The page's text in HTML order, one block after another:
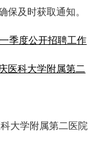
保及时获取通知。
季度公开招聘工作
医科大学附属第二
大学附属第二医院